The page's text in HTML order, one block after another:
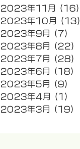
2023年11月
(16)
2023年10月
(13)
2023年9月
(7)
2023年8月
(22)
2023年7月
(28)
2023年6月
(18)
2023年5月
(9)
2023年4月
(1)
2023年3月
(19)